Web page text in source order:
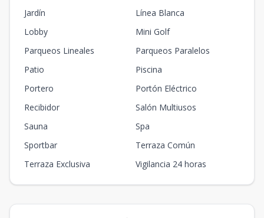
Jardín
Línea Blanca
Lobby
Mini Golf
Parqueos Lineales
Parqueos Paralelos
Patio
Piscina
Portero
Portón Eléctrico
Recibidor
Salón Multiusos
Sauna
Spa
Sportbar
Terraza Común
Terraza Exclusiva
Vigilancia 24 horas